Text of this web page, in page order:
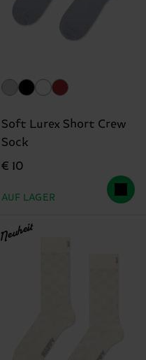
Soft Lurex Short Crew
Sock
€ 10
AUF LAGER
Neuheit